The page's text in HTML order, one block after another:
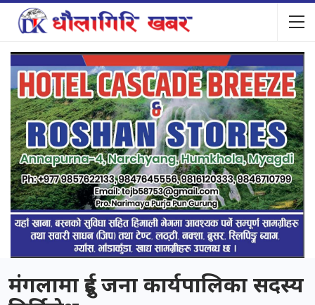
मंगलामा दुई जना कार्यपालिका सदस्य